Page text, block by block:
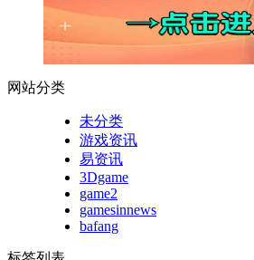
网站分类
未分类
游戏资讯
易资讯
3Dgame
game2
gamesinnews
bafang